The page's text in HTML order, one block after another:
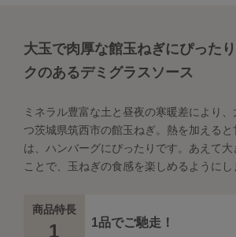
大玉で肉厚な館玉ねぎにぴった
クのあるデミグラスソース
ミネラル豊富な土と昼夜の寒暖差により
つ茨城県筑西市の館玉ねぎ。熱を加える
は、ハンバーグにぴったりです。あえて大
ことで、玉ねぎの食感を楽しめるようにし
商品特長
1 1品でご馳走！